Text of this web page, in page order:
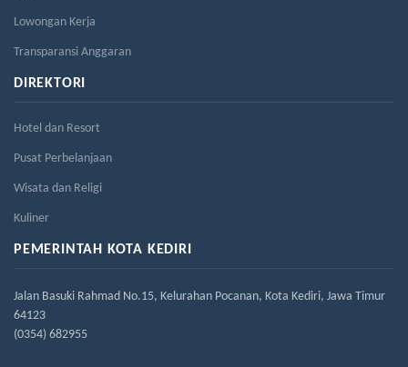
Lowongan Kerja
Transparansi Anggaran
DIREKTORI
Hotel dan Resort
Pusat Perbelanjaan
Wisata dan Religi
Kuliner
PEMERINTAH KOTA KEDIRI
Jalan Basuki Rahmad No.15, Kelurahan Pocanan, Kota Kediri, Jawa Timur
64123
(0354) 682955